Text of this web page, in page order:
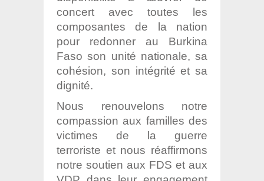
concert avec toutes les
composantesde la nation
pour redonner au Burkina
Faso son unité nationale, sa
cohésion, son intégrité et sa
dignité.
Nous renouvelons notre
compassion aux familles des
victimes de la guerre
terroriste et nous réaffirmons
notre soutien aux FDS et aux